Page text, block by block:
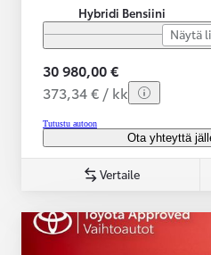
Hybridi Bensiini
Näytä
30 980,00 €
373,34 € / kk
Tutustu autoon
Ota yhteyttä
Vertaile